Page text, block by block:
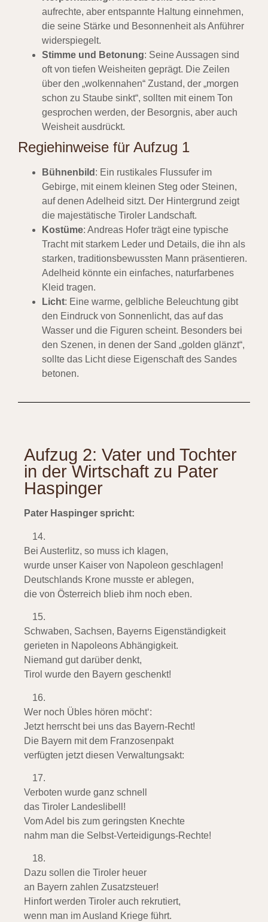
aufrechte, aber entspannte Haltung einnehmen,
die seine Stärke und Besonnenheit als Anführer
widerspiegelt.
Stimme und Betonung: Seine Aussagen sind
oft von tiefen Weisheiten geprägt. Die Zeilen
über den „wolkennahen“ Zustand, der „morgen
schon zu Staube sinkt“, sollten mit einem Ton
gesprochen werden, der Besorgnis, aber auch
Weisheit ausdrückt.
Regiehinweise für Aufzug 1
Bühnenbild : Ein rustikales Flussufer im
Gebirge, mit einem kleinen Steg oder Steinen,
auf denen Adelheid sitzt. Der Hintergrund zeigt
die majestätische Tiroler Landschaft.
Kostüme: Andreas Hofer trägt eine typische
Tracht mit starkem Leder und Details, die ihn als
starken, traditionsbewussten Mann präsentieren.
Adelheid könnte ein einfaches, naturfarbenes
Kleid tragen.
Licht: Eine warme, gelbliche Beleuchtung gibt
den Eindruck von Sonnenlicht, das auf das
Wasser und die Figuren scheint. Besonders bei
den Szenen, in denen der Sand „golden glänzt“,
sollte das Licht diese Eigenschaft des Sandes
betonen.
Aufzug 2: Vater und Tochter
in der Wirtschaft zu Pater
Haspinger
Pater Haspinger spricht:
Bei Austerlitz, so muss ich klagen,
wurde unser Kaiser von Napoleon geschlagen!
Deutschlands Krone musste er ablegen,
die von Österreich blieb ihm noch eben.
Schwaben, Sachsen, Bayerns Eigenständigkeit
gerieten in Napoleons Abhängigkeit.
Niemand gut darüber denkt,
Tirol wurde den Bayern geschenkt!
Wer noch Übles hören möcht‘:
Jetzt herrscht bei uns das Bayern-Recht!
Die Bayern mit dem Franzosenpakt
verfügten jetzt diesen Verwaltungsakt:
Verboten wurde ganz schnell
das Tiroler Landeslibell!
Vom Adel bis zum geringsten Knechte
nahm man die Selbst-Verteidigungs-Rechte!
Dazu sollen die Tiroler heuer
an Bayern zahlen Zusatzsteuer!
Hinfort werden Tiroler auch rekrutiert,
wenn man im Ausland Kriege führt.